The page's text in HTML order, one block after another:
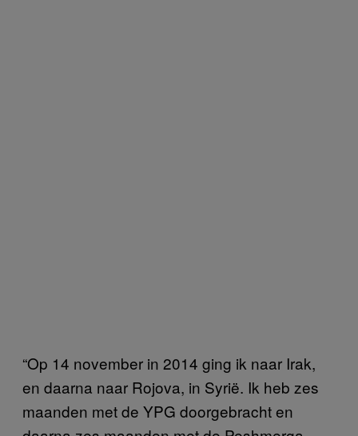
“Op 14 november in 2014 ging ik naar Irak,
en daarna naar Rojova, in Syrië. Ik heb zes
maanden met de YPG doorgebracht en